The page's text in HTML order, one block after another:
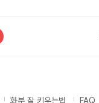
화분 잘 키우는법 FAQ